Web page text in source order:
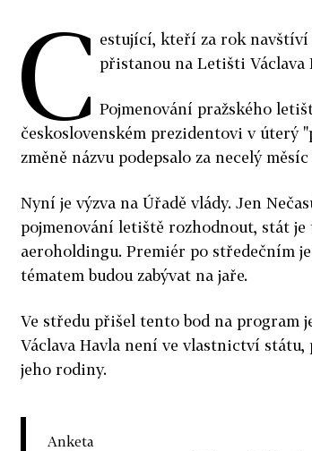
C estující, kteří za rok navštíví
přistanou na Letišti Václava
Pojmenování pražského
československém prezidentovi v úterý
změně názvu podepsalo za necelý
Nyní je výzva na Úřadě vlády. Jen
pojmenování letiště rozhodnout, stát
aeroholdingu. Premiér po středečním
tématem budou zabývat na jaře.
Ve středu přišel tento bod na program
Václava Havla není ve vlastnictví státu,
jeho rodiny.
Anketa